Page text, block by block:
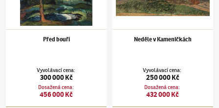
Před bouří
Vyvolávací cena:
300 000 Kč
Dosažená cena:
456 000 Kč
Neděle v Kameničkách
Vyvolávací cena:
250 000 Kč
Dosažená cena:
432 000 Kč